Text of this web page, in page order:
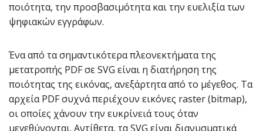
ποιότητα, την προσβασιμότητα και την ευελιξία των
ψηφιακών εγγράφων.
Ένα από τα σημαντικότερα πλεονεκτήματα της
μετατροπής PDF σε SVG είναι η διατήρηση της
ποιότητας της εικόνας, ανεξάρτητα από το μέγεθος. Τα
αρχεία PDF συχνά περιέχουν εικόνες raster (bitmap),
οι οποίες χάνουν την ευκρίνειά τους όταν
μεγεθύνονται. Αντίθετα, τα SVG είναι διανυσματικά